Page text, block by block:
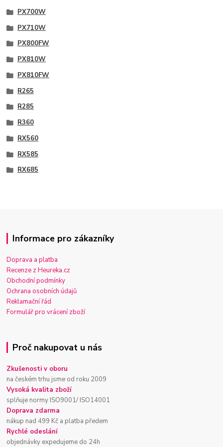
PX700W
PX710W
PX800FW
PX810W
PX810FW
R265
R285
R360
RX560
RX585
RX685
Informace pro zákazníky
Doprava a platba
Recenze z Heureka.cz
Obchodní podmínky
Ochrana osobních údajů
Reklamační řád
Formulář pro vrácení zboží
Proč nakupovat u nás
Zkušenosti v oboru
na českém trhu jsme od roku 2009
Vysoká kvalita zboží
splňuje normy ISO9001/ ISO14001
Doprava zdarma
nákup nad 499 Kč a platba předem
Rychlé odeslání
objednávky expedujeme do 24h